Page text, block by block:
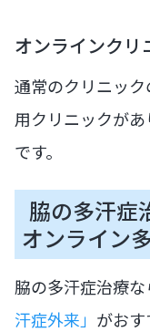
オンラインクリ
通常のクリニッ
用クリニックが
です。
脇の多汗症
オンライン
脇の多汗症治療な
汗症外来」 がおす